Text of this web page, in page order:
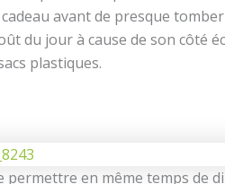
avant de presque
du jour à cause de son côté
plastiques.
permettre en même temps de